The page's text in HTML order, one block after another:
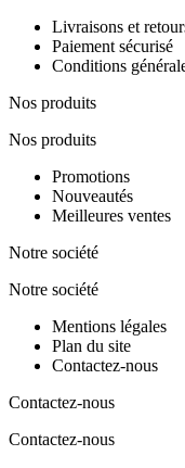
Livraisons et
Paiement sécurisé
Conditions
Nos produits
Nos produits
Promotions
Nouveautés
Meilleures ventes
Notre société
Notre société
Mentions légales
Plan du site
Contactez-nous
Contactez-nous
Contactez-nous